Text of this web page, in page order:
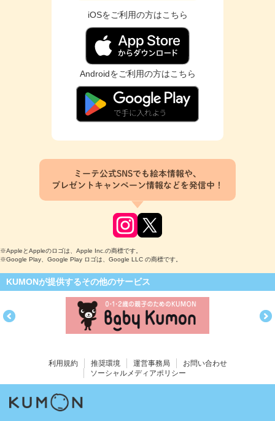
iOSをご利用の方はこちら
Androidをご利用の方はこちら
ミーテ公式SNSでも絵本情報や、
プレゼントキャンペーン情報などを発信中！
※AppleとAppleのロゴは、Apple Inc.の商標です。
※Google Play、Google Play ロゴは、Google LLC の商標です。
KUMONが提供するその他のサービス
利用規約 推奨環境 運営事務局
お問い合わせ
ソーシャルメディアポリシー